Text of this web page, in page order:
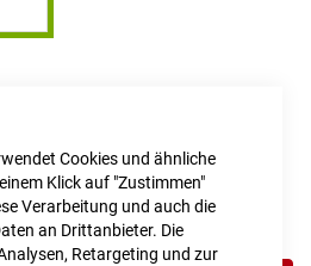
Cookies und ähnliche
Klick auf "Zustimmen"
Verarbeitung und auch die
an Drittanbieter. Die
Retargeting und zur
Trapeze S